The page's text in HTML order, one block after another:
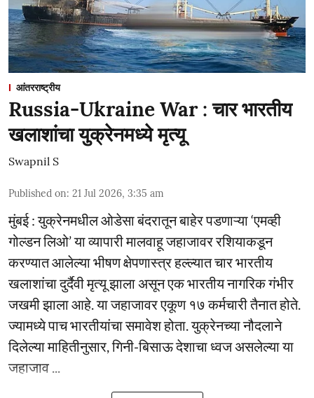
आंतरराष्ट्रीय
Russia-Ukraine War : चार भारतीय
खलाशांचा युक्रेनमध्ये मृत्यू
Swapnil S
Published on: 21 Jul 2026, 3:35 am
मुंबई : युक्रेनमधील ओडेसा बंदरातून बाहेर पडणाऱ्या ‘एमव्ही
गोल्डन लिओ’ या व्यापारी मालवाहू जहाजावर रशियाकडून
करण्यात आलेल्या भीषण क्षेपणास्त्र हल्ल्यात चार भारतीय
खलाशांचा दुर्दैवी मृत्यू झाला असून एक भारतीय नागरिक गंभीर
जखमी झाला आहे. या जहाजावर एकूण १७ कर्मचारी तैनात होते.
ज्यामध्ये पाच भारतीयांचा समावेश होता. युक्रेनच्या नौदलाने
दिलेल्या माहितीनुसार, गिनी-बिसाऊ देशाचा ध्वज असलेल्या या
जहाजाव ...